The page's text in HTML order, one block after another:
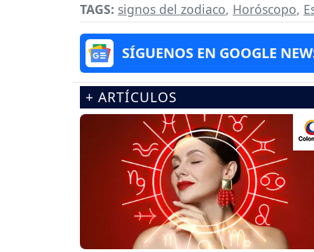
TAGS: signos del zodiaco, Horóscopo,
SÍGUENOS EN GOOGLE
+ ARTÍCULOS